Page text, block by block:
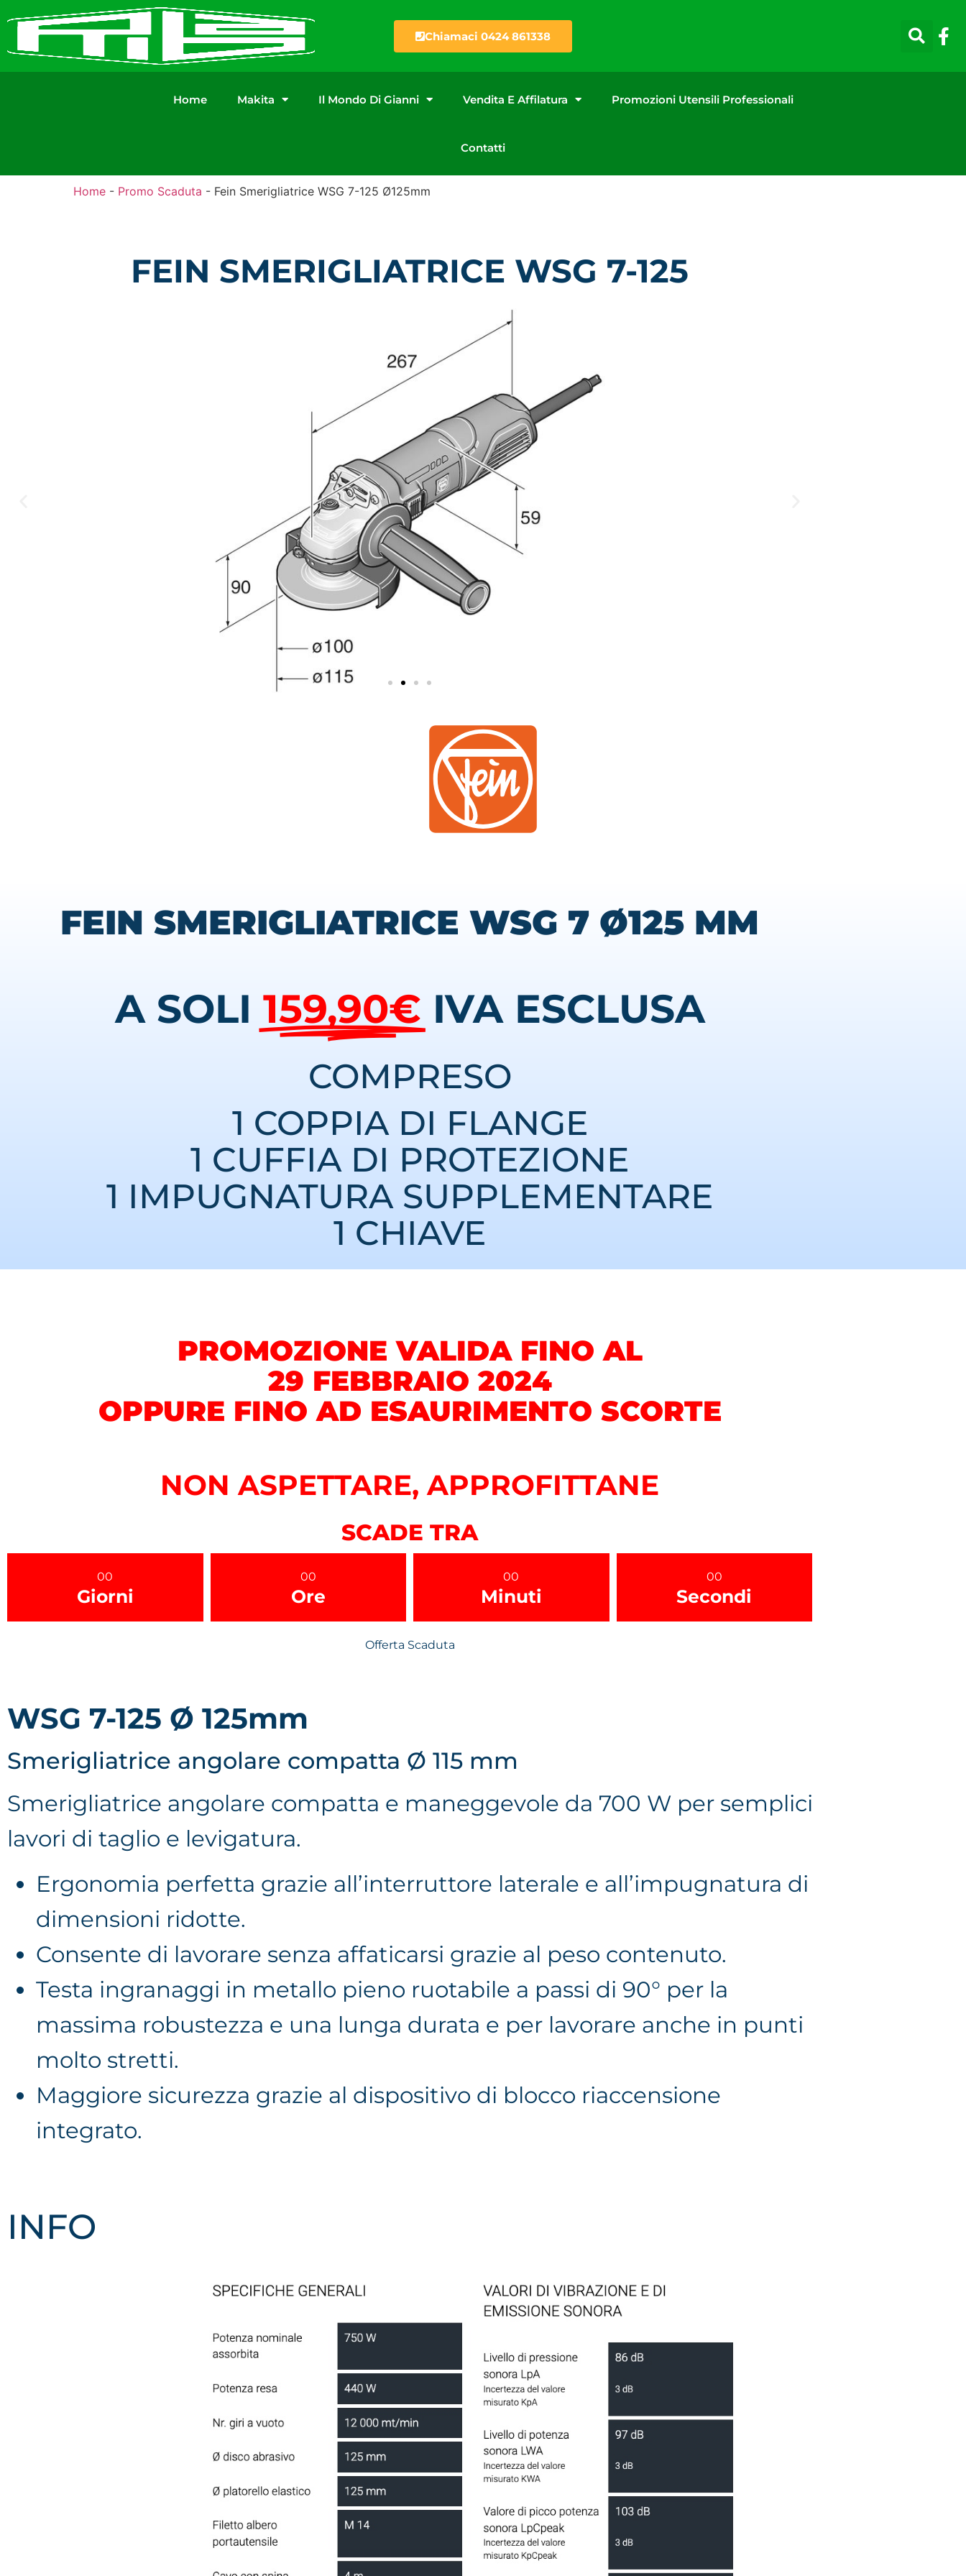
Chiamaci 0424 861338
Home Makita Il Mondo Di Gianni Vendita E Affilatura Promozioni Utensili Professionali
Contatti
Home - Promo Scaduta - Fein Smerigliatrice WSG 7-125 Ø125mm
FEIN SMERIGLIATRICE WSG 7-125
FEIN SMERIGLIATRICE WSG 7 Ø125 MM
A SOLI 159,90€ IVA ESCLUSA
COMPRESO
1 COPPIA DI FLANGE
1 CUFFIA DI PROTEZIONE
1 IMPUGNATURA SUPPLEMENTARE
1 CHIAVE
PROMOZIONE VALIDA FINO AL
29 FEBBRAIO 2024
OPPURE FINO AD ESAURIMENTO SCORTE
NON ASPETTARE, APPROFITTANE
SCADE TRA
00
Giorni
00
Ore
00
Minuti
00
Secondi
Offerta Scaduta
WSG 7-125 Ø 125mm
Smerigliatrice angolare compatta Ø 115 mm
Smerigliatrice angolare compatta e maneggevole da 700 W per semplici
lavori di taglio e levigatura.
Ergonomia perfetta grazie all’interruttore laterale e all’impugnatura di
dimensioni ridotte.
Consente di lavorare senza affaticarsi grazie al peso contenuto.
Testa ingranaggi in metallo pieno ruotabile a passi di 90° per la
massima robustezza e una lunga durata e per lavorare anche in punti
molto stretti.
Maggiore sicurezza grazie al dispositivo di blocco riaccensione
integrato.
INFO